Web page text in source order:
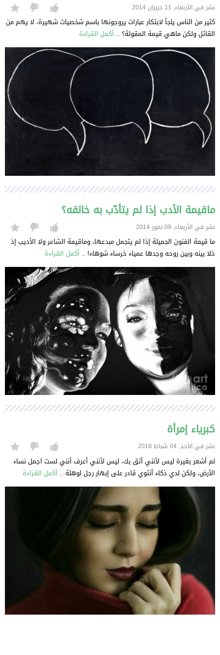
نشر في الأربعاء, 11 حزيران 2014
كثير من الناس يلجأ لابتكار عبارات يروجونها باسم شخصيات شهيرة، لا يهم من
القائل ولكن ماهي قيمة المقولة؟ .. أكمل القراءة
ماقيمة الأدب إذا لم يتأدّب به خالقه؟
نشر في الأربعاء, 09 تموز 2014
ما قيمة الفنون الجميلة إذا لم يتجمل مبدعها، وماقيمة الشاعر ولا الأديب إذ
خلا بينه وبين روحه وجدها عمياء خرساء شوهاء! .. أكمل القراءة
كبرياء إمرأة
نشر في الأحد, 04 شباط 2018
لم أشعر بغيرة ليس لأنني أثق بك، ليس لأنني أعرف أنني لست اجمل نساء
الأرض، ولكن لدي ذكاء أنثوي قادر على إبهار رجل لوهلة .. أكمل القراءة